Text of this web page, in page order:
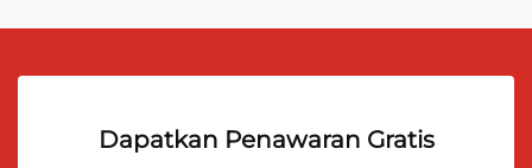
Dapatkan Penawaran Gratis